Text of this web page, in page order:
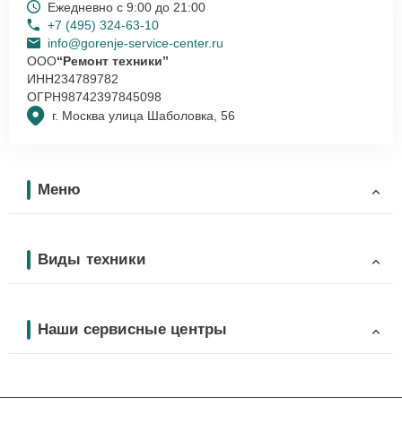
г. Москва улица Шаболовка, 56
Ежедневно с 9:00 до 21:00
+7 (495) 324-63-10
info@gorenje-service-center.ru
ООО“Ремонт техники”
ИНН234789782
ОГРН98742397845098
Меню
Виды техники
Наши сервисные центры